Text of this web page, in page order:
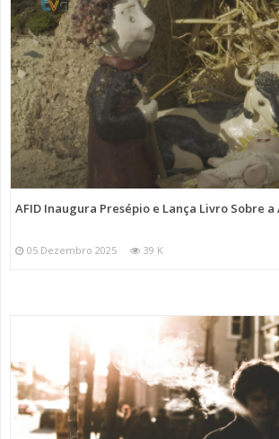
AFID Inaugura Presépio e Lança Livro Sobre a
05 Dezembro 2025 39 K